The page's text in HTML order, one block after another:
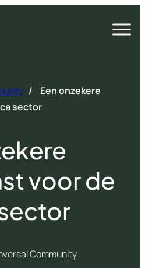
Open
/
Een onzekere
sector
voor de
Community